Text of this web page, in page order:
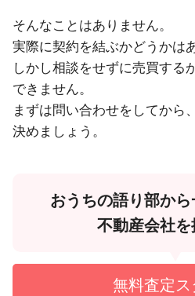
そんなことはありません。
実際に契約を結ぶかどうかは
しかし相談をせずに売買する
できません。
まずは問い合わせをしてから
決めましょう。
おうちの語り部から
不動産会社を
無料査定ス